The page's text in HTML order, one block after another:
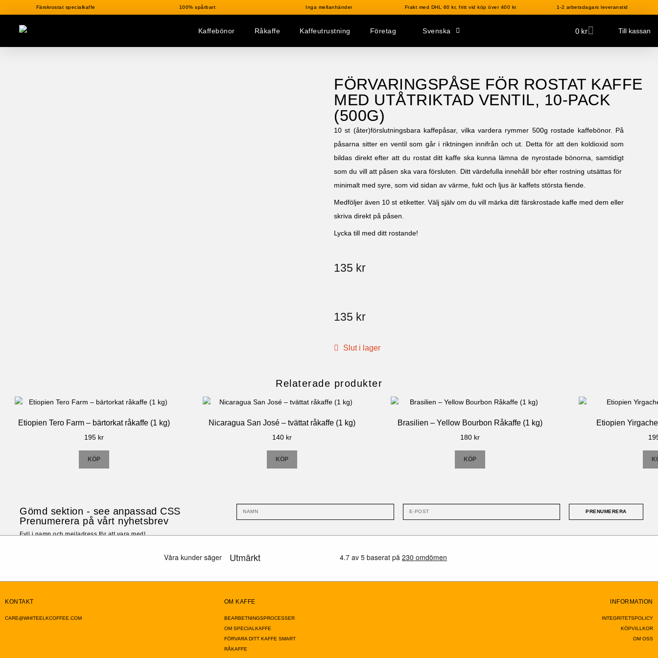
Färskrostat specialkaffe 100% spårbart Inga mellanhänder Frakt med DHL 60 kr, fritt vid köp över 400 kr 1-2 arbetsdagars leveranstid
Kaffebönor Råkaffe Kaffeutrustning Företag Svenska 0 kr Till kassan
FÖRVARINGSPÅSE FÖR ROSTAT KAFFE
MED UTÅTRIKTAD VENTIL, 10-PACK
(500G)
10 st (åter)förslutningsbara kaffepåsar, vilka vardera rymmer 500g rostade kaffebönor. På
påsarna sitter en ventil som går i riktningen innifrån och ut. Detta för att den koldioxid som
bildas direkt efter att du rostat ditt kaffe ska kunna lämna de nyrostade bönorna, samtidigt
som du vill att påsen ska vara försluten. Ditt värdefulla innehåll bör efter rostning utsättas för
minimalt med syre, som vid sidan av värme, fukt och ljus är kaffets största fiende.
Medföljer även 10 st etiketter. Välj själv om du vill märka ditt färskrostade kaffe med dem eller
skriva direkt på påsen.
Lycka till med ditt rostande!
135 kr
135 kr
Slut i lager
Relaterade produkter
Etiopien Tero Farm – bärtorkat råkaffe (1 kg)
195 kr
KÖP
Nicaragua San José – tvättat råkaffe (1 kg)
140 kr
KÖP
Brasilien – Yellow Bourbon Råkaffe (1 kg)
180 kr
KÖP
Etiopien
Gömd sektion - see anpassad CSS
Prenumerera på vårt nyhetsbrev
Fyll i namn och mejladress för att vara med!
PRENUMERERA
KONTAKT
CARE@WHITEELKCOFFEE.COM
OM KAFFE
BEARBETNINGSPROCESSER
OM SPECIALKAFFE
FÖRVARA DITT KAFFE SMART
RÅKAFFE
INFORMATION
INTEGRITETSPOLICY
KÖPVILLKOR
OM OSS